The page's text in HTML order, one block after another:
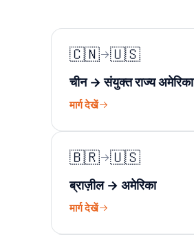
🇨🇳 🇺🇸
चीन → संयुक्त राज्य अमेरिका
मार्ग देखें
🇧🇷 🇺🇸
ब्राज़ील → अमेरिका
मार्ग देखें